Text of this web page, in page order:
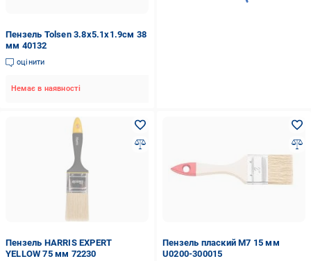
Пензель Tolsen 3.8x5.1x1.9см 38
мм 40132
оцінити
Немає в наявності
Пензель HARRIS EXPERT
YELLOW 75 мм 72230
Пензель плаский M7 15 мм
U0200-300015